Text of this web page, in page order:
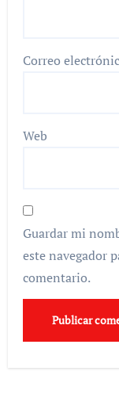
Correo
Web
Guardar mi
este navegador
comentario.